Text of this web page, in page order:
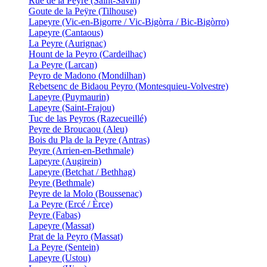
Goute de la Peÿre (Tilhouse)
Lapeyre (Vic-en-Bigorre / Vic-Bigòrra / Bic-Bigòrro)
Lapeyre (Cantaous)
La Peyre (Aurignac)
Hount de la Peyro (Cardeilhac)
La Peyre (Larcan)
Peyro de Madono (Mondilhan)
Rebetsenc de Bidaou Peyro (Montesquieu-Volvestre)
Lapeyre (Puymaurin)
Lapeyre (Saint-Frajou)
Tuc de las Peyros (Razecueillé)
Peyre de Broucaou (Aleu)
Bois du Pla de la Peyre (Antras)
Peyre (Arrien-en-Bethmale)
Lapeyre (Augirein)
Lapeyre (Betchat / Bethhag)
Peyre (Bethmale)
Peyre de la Molo (Boussenac)
La Peyre (Ercé / Èrce)
Peyre (Fabas)
Lapeyre (Massat)
Prat de la Peyro (Massat)
La Peyre (Sentein)
Lapeyre (Ustou)